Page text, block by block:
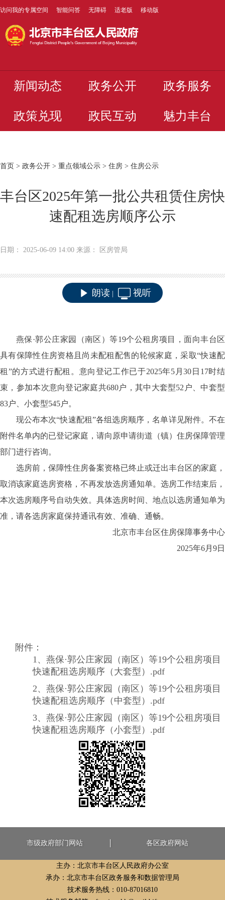
访问我的专属空间 智能问答 无障碍 适老版 移动版
新闻动态 政务公开 政务服务
政策兑现 政民互动 魅力丰台
首页 > 政务公开 > 重点领域公示 > 住房 > 住房公示
丰台区2025年第一批公共租赁住房快
速配租选房顺序公示
日期： 2025-06-09 14:00 来源： 区房管局
朗读 视听
燕保·郭公庄家园（南区）等19个公租房项目，面向丰台区
具有保障性住房资格且尚未配租配售的轮候家庭，采取“快速配
租”的方式进行配租。意向登记工作已于2025年5月30日17时结
束，参加本次意向登记家庭共680户，其中大套型52户、中套型
83户、小套型545户。
现公布本次“快速配租”各组选房顺序，名单详见附件。不在
附件名单内的已登记家庭，请向原申请街道（镇）住房保障管理
部门进行咨询。
选房前，保障性住房备案资格已终止或迁出丰台区的家庭，
取消该家庭选房资格，不再发放选房通知单。选房工作结束后，
本次选房顺序号自动失效。具体选房时间、地点以选房通知单为
准，请各选房家庭保持通讯有效、准确、通畅。
北京市丰台区住房保障事务中心
2025年6月9日
附件：
1、燕保·郭公庄家园（南区）等19个公租房项目
快速配租选房顺序（大套型）.pdf
2、燕保·郭公庄家园（南区）等19个公租房项目
快速配租选房顺序（中套型）.pdf
3、燕保·郭公庄家园（南区）等19个公租房项目
快速配租选房顺序（小套型）.pdf
市级政府部门网站 各区政府网站
主办：北京市丰台区人民政府办公室
承办：北京市丰台区政务服务和数据管理局
技术服务热线：010-87016810